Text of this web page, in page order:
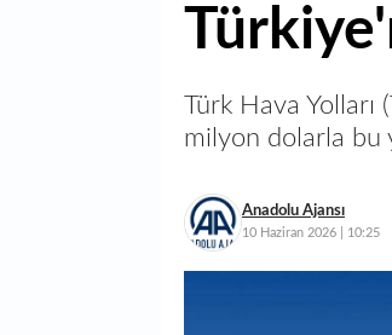
Türk Hava Yolları
milyon dolarla bu
Anadolu Ajansı
10 Haziran 2026 | 10:25